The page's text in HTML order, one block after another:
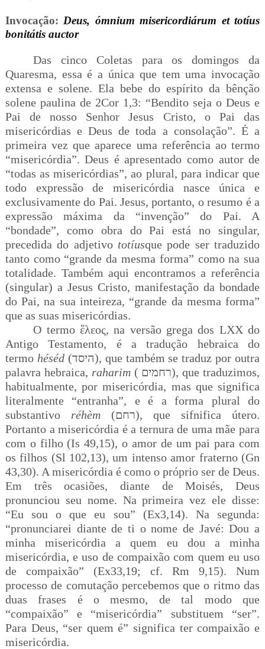
Invocação: Deus, ómnium misericordiárum et totíus
bonitátis auctor
Das cinco Coletas para os domingos da
Quaresma, essa é a única que tem uma invocação
extensa e solene. Ela bebe do espírito da bênção
solene paulina de 2Cor 1,3: “Bendito seja o Deus e
Pai de nosso Senhor Jesus Cristo, o Pai das
misericórdias e Deus de toda a consolação”. É a
primeira vez que aparece uma referência ao termo
“misericórdia”. Deus é apresentado como autor de
“todas as misericórdias”, ao plural, para indicar que
todo expressão de misericórdia nasce única e
exclusivamente do Pai. Jesus, portanto, o resumo é a
expressão máxima da “invenção” do Pai. A
“bondade”, como obra do Pai está no singular,
precedida do adjetivo totíusque pode ser traduzido
tanto como “grande da mesma forma” como na sua
totalidade. Também aqui encontramos a referência
(singular) a Jesus Cristo, manifestação da bondade
do Pai, na sua inteireza, “grande da mesma forma”
que as suas misericórdias.
O termo ἕλεος, na versão grega dos LXX do
Antigo Testamento, é a tradução hebraica do
termo héséd(היסד), que também se traduz por outra
palavra hebraica, raharim( רחמים), que traduzimos,
habitualmente, por misericórdia, mas que significa
literalmente “entranha”, e é a forma plural do
substantivo réhèm(רחם), que sifnifica útero.
Portanto a misericórdia é a ternura de uma mãe para
com o filho (Is 49,15), o amor de um pai para com
os filhos (Sl 102,13), um intenso amor fraterno (Gn
43,30). A misericórdia é como o próprio ser de Deus.
Em três ocasiões, diante de Moisés, Deus
pronunciou seu nome. Na primeira vez ele disse:
“Eu sou o que eu sou” (Ex3,14). Na segunda:
“pronunciarei diante de ti o nome de Javé: Dou a
minha misericórdia a quem eu dou a minha
misericórdia, e uso de compaixão com quem eu uso
de compaixão”
(Ex33,19; cf. Rm 9,15). Num
processo de comutação percebemos que o ritmo das
duas frases é o mesmo, de tal modo que
“compaixão” e “misericórdia” substituem “ser”.
Para Deus, “ser quem é” significa ter compaixão e
misericórdia.